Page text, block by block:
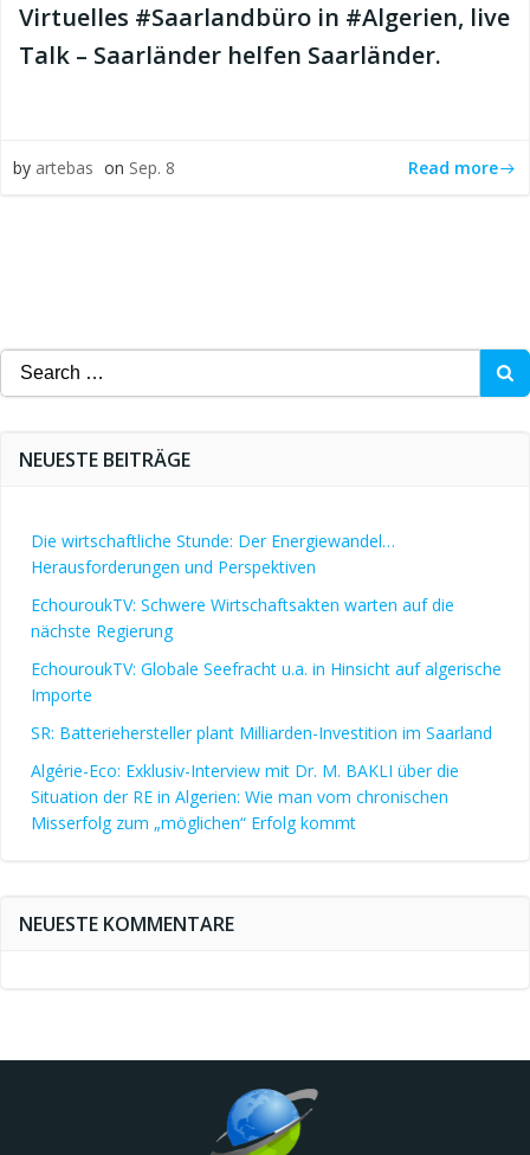
Virtuelles #Saarlandbüro in #Algerien, live
Talk – Saarländer helfen Saarländer.
by artebas on Sep. 8 Read more
Search
for:
NEUESTE BEITRÄGE
Die wirtschaftliche Stunde: Der Energiewandel…
Herausforderungen und Perspektiven
EchouroukTV: Schwere Wirtschaftsakten warten auf die
nächste Regierung
EchouroukTV: Globale Seefracht u.a. in Hinsicht auf algerische
Importe
SR: Batteriehersteller plant Milliarden-Investition im Saarland
Algérie-Eco: Exklusiv-Interview mit Dr. M. BAKLI über die
Situation der RE in Algerien: Wie man vom chronischen
Misserfolg zum „möglichen“ Erfolg kommt
NEUESTE KOMMENTARE